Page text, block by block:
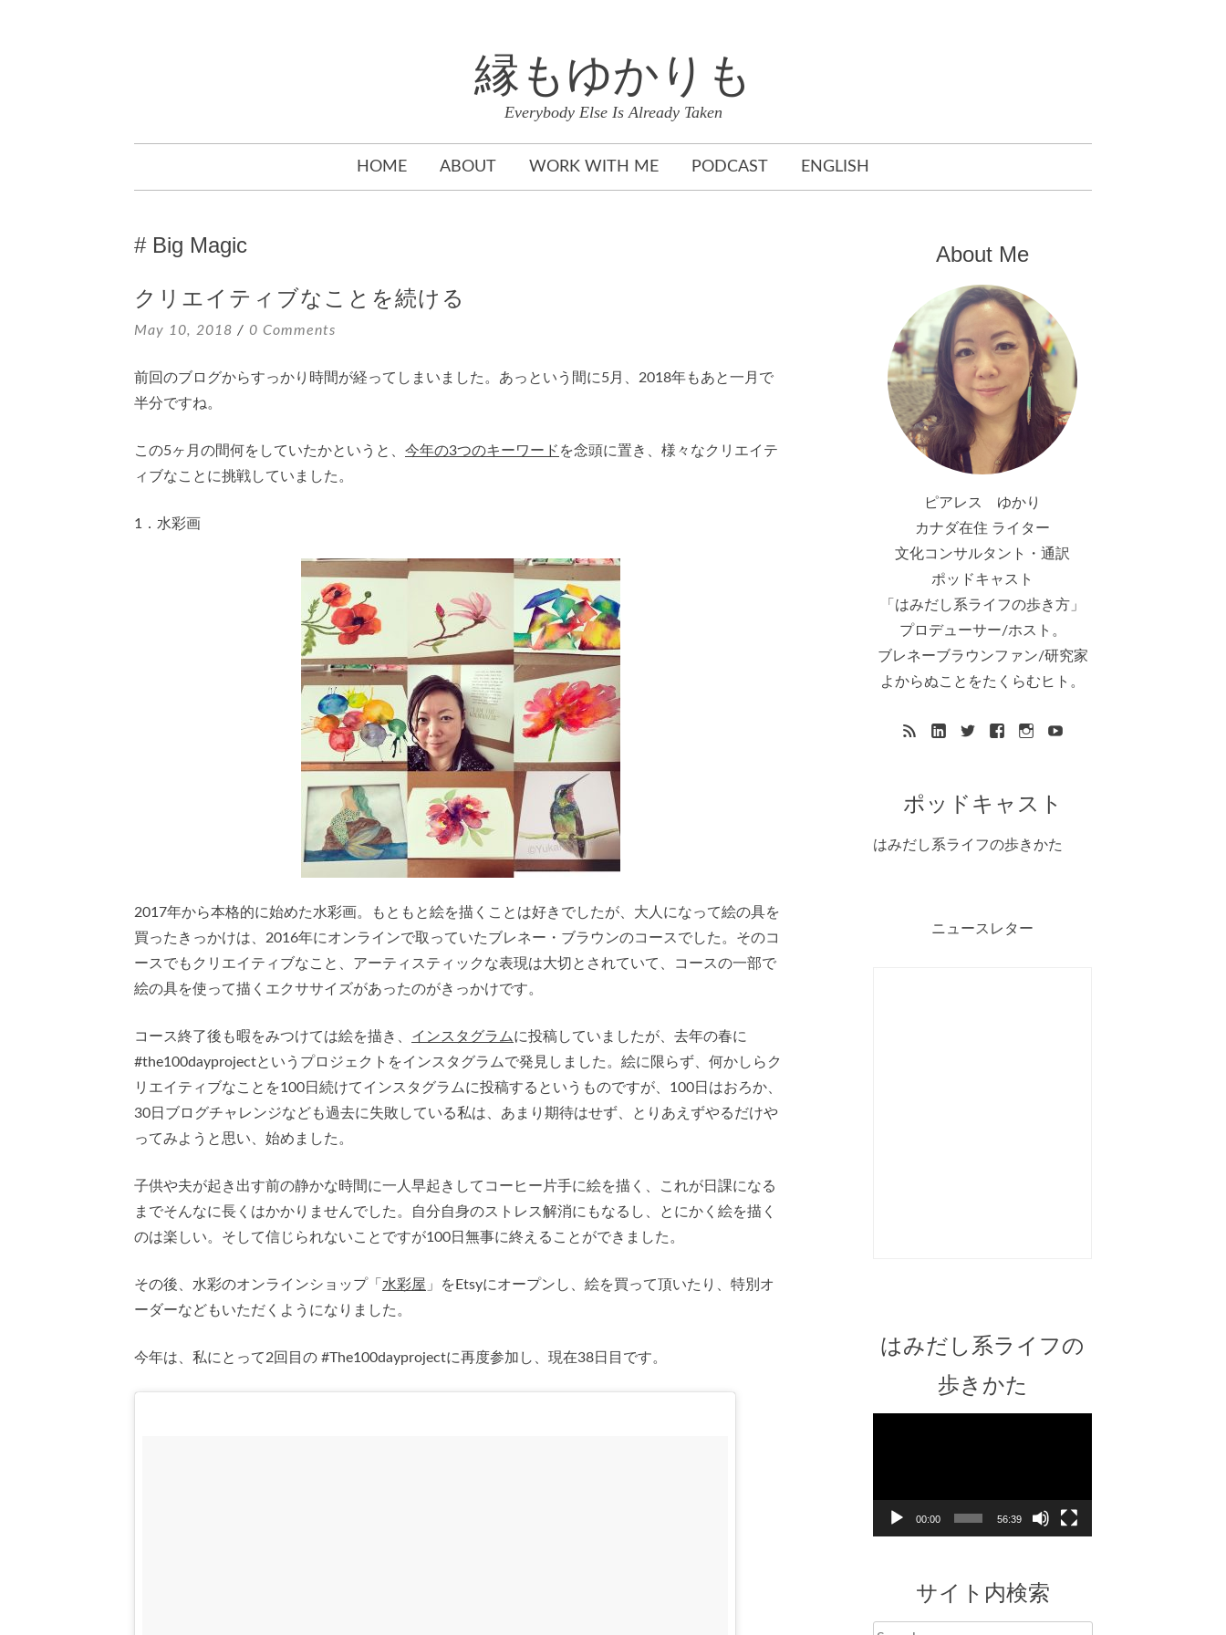
縁もゆかりも
Everybody Else Is Already Taken
TO
HOME ABOUT WORK WITH ME PODCAST ENGLISH
Big Magic
クリエイティブなことを続ける
May 10, 2018 0 Comments
前回のブログからすっかり時間が経ってしまいました。あっという間に5月、2018年もあと一月で
半分ですね。
この5ヶ月の間何をしていたかというと、 今年の3つのキーワード を念頭に置き、様々なクリエイテ
ィブなことに挑戦していました。
1．水彩画
2017年から本格的に始めた水彩画。もともと絵を描くことは好きでしたが、大人になって絵の具を
買ったきっかけは、2016年にオンラインで取っていたブレネー・ブラウンのコースでした。そのコ
ースでもクリエイティブなこと、アーティスティックな表現は大切とされていて、コースの一部で
絵の具を使って描くエクササイズがあったのがきっかけです。
コース終了後も暇をみつけては絵を描き、 インスタグラムに投稿していましたが、去年の春に
#the100dayprojectというプロジェクトをインスタグラムで発見しました。絵に限らず、何かしらク
リエイティブなことを100日続けてインスタグラムに投稿するというものですが、100日はおろか、
30日ブログチャレンジなども過去に失敗している私は、あまり期待はせず、とりあえずやるだけや
ってみようと思い、始めました。
子供や夫が起き出す前の静かな時間に一人早起きしてコーヒー片手に絵を描く、これが日課になる
までそんなに長くはかかりませんでした。自分自身のストレス解消にもなるし、とにかく絵を描く
のは楽しい。そして信じられないことですが100日無事に終えることができました。
その後、水彩のオンラインショップ「 水彩屋 」をEtsyにオープンし、絵を買って頂いたり、特別オ
ーダーなどもいただくようになりました。
今年は、私にとって2回目の #The100dayprojectに再度参加し、現在38日目です。
About Me
ピアレス ゆかり
カナダ在住 ライター
文化コンサルタント・通訳
ポッドキャスト
「はみだし系ライフの歩き方」
プロデューサー/ホスト。
ブレネーブラウンファン/研究家
よからぬことをたくらむヒト。
ポッドキャスト
はみだし系ライフの歩きかた
ニュースレター
はみだし系ライフの
歩きかた
00:00 56:39
サイト内検索